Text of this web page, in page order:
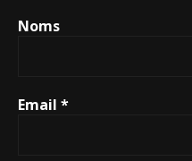
Noms
Email *